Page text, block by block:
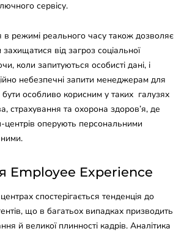
сервісу.
в режимі реального часу також дозволяє
від загроз соціальної
коли запитуються особисті дані, і
небезпечні запити менеджерам для
особливо корисним у таких галузях
страхування та охорона здоров’я, де
центрів оперують персональними
Employee Experience
спостерігається тенденція до
що в багатьох випадках призводить
й великої плинності кадрів. Аналітика